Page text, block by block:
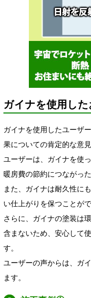
ガイナを使用し
ガイナを使用したユーザ
果についての肯定的な意
ユーザーは、ガイナを使
暖房費の節約につながっ
また、ガイナは耐久性に
い仕上がりを保つことが
さらに、ガイナの塗装は
含まないため、安心して
す。
ユーザーの声からは、ガ
ます。